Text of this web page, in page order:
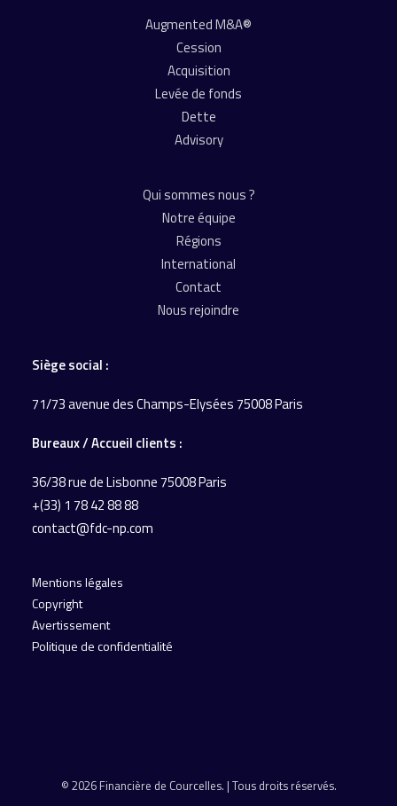
Augmented M&A®
Cession
Acquisition
Levée de fonds
Dette
Advisory
Qui sommes nous ?
Notre équipe
Régions
International
Contact
Nous rejoindre
Siège social :
71/73 avenue des Champs-Elysées 75008 Paris
Bureaux / Accueil clients :
36/38 rue de Lisbonne75008 Paris
+(33) 1 78 42 88 88
contact@fdc-np.com
Mentions légales
Copyright
Avertissement
Politique de confidentialité
© 2026 Financière de Courcelles. | Tous droits réservés.